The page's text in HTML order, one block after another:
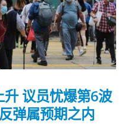
议员忧爆第6波
弹属预期之内